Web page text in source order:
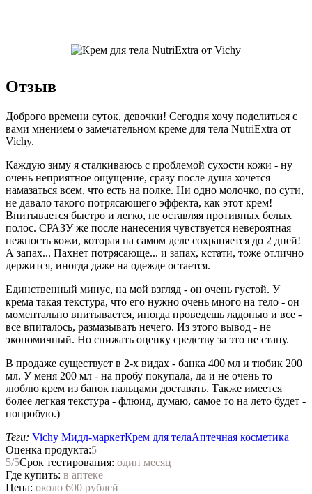
Отзыв
Доброго времени суток, девочки! Сегодня хочу поделиться с
вами мнением о замечательном креме для тела NutriExtra от
Vichy.
Каждую зиму я сталкиваюсь с проблемой сухости кожи - ну
очень неприятное ощущение, сразу после душа хочется
намазаться всем, что есть на полке. Ни одно молочко, по сути,
не давало такого потрясающего эффекта, как этот крем!
Впитывается быстро и легко, не оставляя противных белых
полос. СРАЗУ же после нанесения чувствуется невероятная
нежность кожи, которая на самом деле сохраняется до 2 дней!
А запах... Пахнет потрясающе... и запах, кстати, тоже отлично
держится, иногда даже на одежде остается.
Единственный минус, на мой взгляд - он очень густой. У
крема такая текстура, что его нужно очень много на тело - он
моментально впитывается, иногда проведешь ладонью и все -
все впиталось, размазывать нечего. Из этого вывод - не
экономичный. Но снижать оценку средству за это не стану.
В продаже существует в 2-х видах - банка 400 мл и тюбик 200
мл. У меня 200 мл - на пробу покупала, да и не очень то
люблю крем из банок пальцами доставать. Также имеется
более легкая текстура - флюид, думаю, самое то на лето будет -
попробую.)
Теги: Vichy Мидл-маркетКрем для телаАптечная косметика
Оценка продукта:5
5/5Срок тестирования: один месяц
Где купить: в аптеке
Цена: около 600 рублей